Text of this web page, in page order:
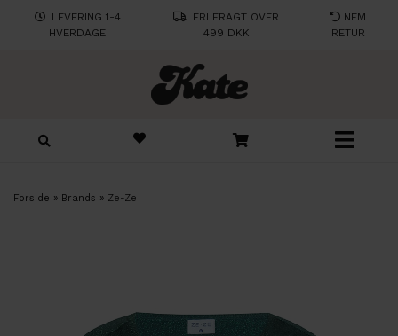
LEVERING 1-4
HVERDAGE
FRI FRAGT OVER
499 DKK
NEM
RETUR
Forside » Brands » Ze-Ze